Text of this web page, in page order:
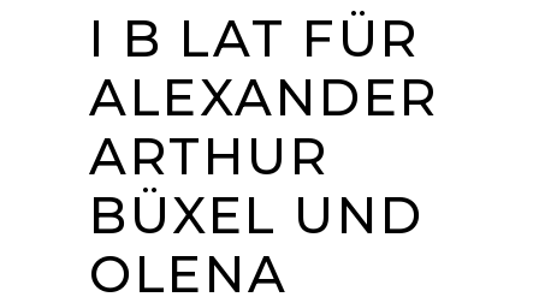
I B LAT FÜR
ALEXANDER
ARTHUR
BÜXEL UND
OLENA